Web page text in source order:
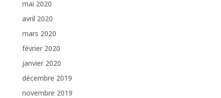
mai 2020
avril 2020
mars 2020
février 2020
janvier 2020
décembre 2019
novembre 2019